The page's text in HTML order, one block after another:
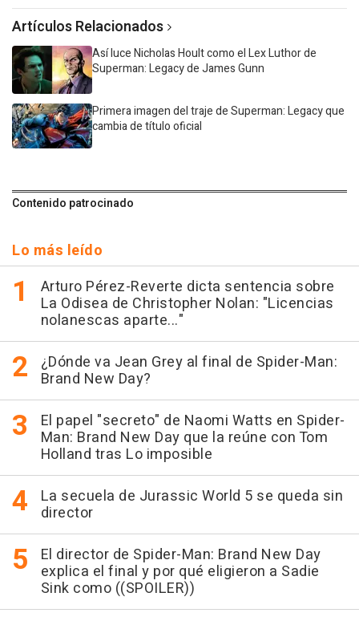
Artículos Relacionados
Así luce Nicholas Hoult como el Lex Luthor de
Superman: Legacy de James Gunn
Primera imagen del traje de Superman: Legacy que
cambia de título oficial
Contenido patrocinado
Lo más leído
Arturo Pérez-Reverte dicta sentencia sobre
La Odisea de Christopher Nolan: "Licencias
nolanescas aparte..."
¿Dónde va Jean Grey al final de Spider-Man:
Brand New Day?
El papel "secreto" de Naomi Watts en Spider-
Man: Brand New Day que la reúne con Tom
Holland tras Lo imposible
La secuela de Jurassic World 5 se queda sin
director
El director de Spider-Man: Brand New Day
explica el final y por qué eligieron a Sadie
Sink como ((SPOILER))